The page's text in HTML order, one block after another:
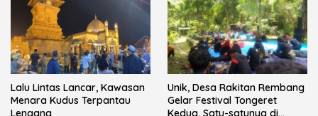
Lalu Lintas Lancar, Kawasan
Menara Kudus Terpantau
Lengang
Unik, Desa Rakitan Rembang
Gelar Festival Tongeret
Kedua, Satu-satunya di